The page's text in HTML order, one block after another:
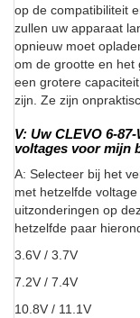
op de compatibiliteit
zullen uw apparaat
opnieuw moet
om de grootte en het
een grotere
zijn. Ze zijn
V: Uw CLEVO 6-
voltages voor mijn
A: Selecteer bij het
met hetzelfde
uitzonderingen op
hetzelfde paar
3.6V / 3.7V
7.2V / 7.4V
10.8V / 11.1V